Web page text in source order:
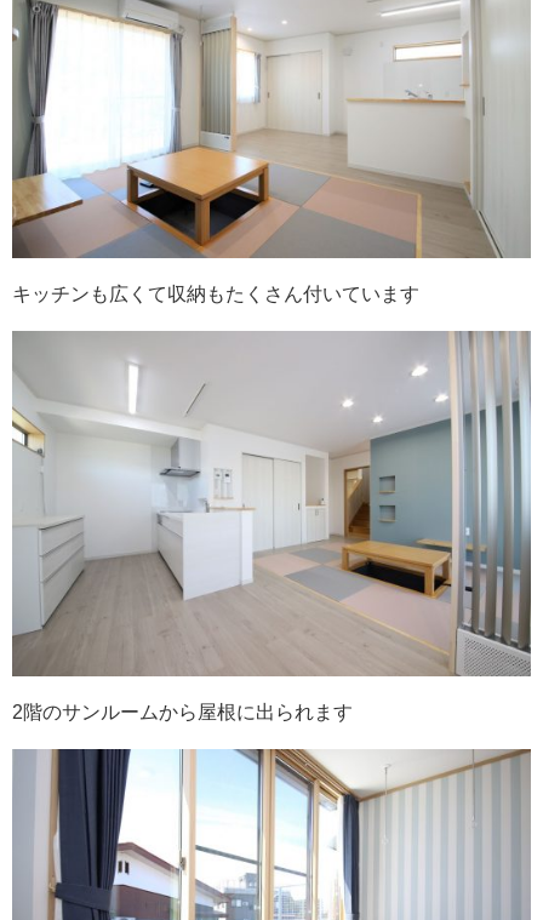
キッチンも広くて収納もたくさん付いています
2階のサンルームから屋根に出られます